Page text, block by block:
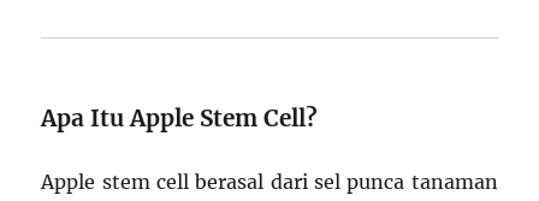
Apa Itu Apple Stem Cell?
Apple stem cell berasal dari sel punca tanaman